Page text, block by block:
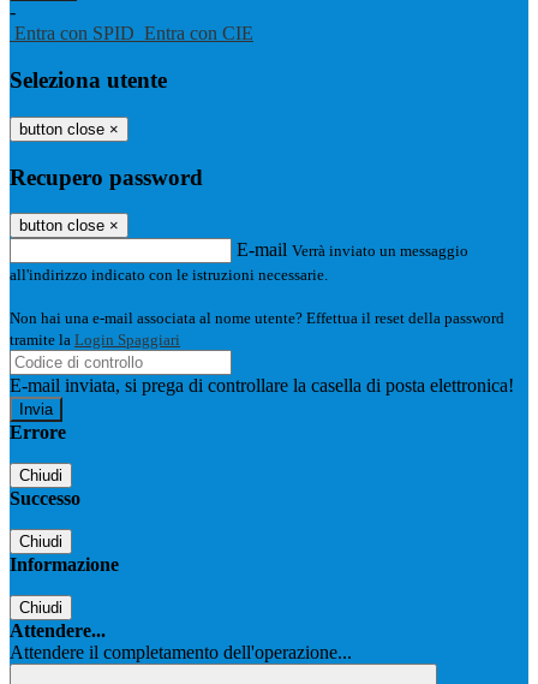
-
Entra con SPID Entra con CIE
Seleziona utente
button close ×
Recupero password
button close ×
E-mail Verrà inviato un messaggio
all'indirizzo indicato con le istruzioni necessarie.
Non hai una e-mail associata al nome utente? Effettua il reset della password
tramite la Login Spaggiari
E-mail inviata, si prega di controllare la casella di posta elettronica!
Errore
Chiudi
Successo
Chiudi
Informazione
Chiudi
Attendere...
Attendere il completamento dell'operazione...